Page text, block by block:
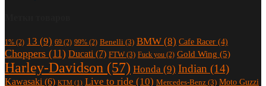
1% (2) 13 (9) 69 (2) 99% (2) Benelli (3) BMW (8) Cafe Racer (4)
Choppers (11) Ducati (7) FTW (3) Fuck you (2) Gold Wing (5)
Harley-Davidson (57) Honda (9) Indian (14)
Kawasaki (6) KTM (1) Live to ride (10) Mercedes-Benz (3) Moto Guzzi